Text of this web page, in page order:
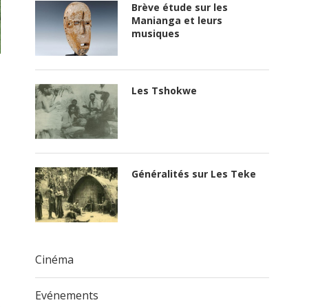
Brève étude sur les
Manianga et leurs
musiques
Les Tshokwe
Généralités sur Les Teke
Cinéma
Evénements